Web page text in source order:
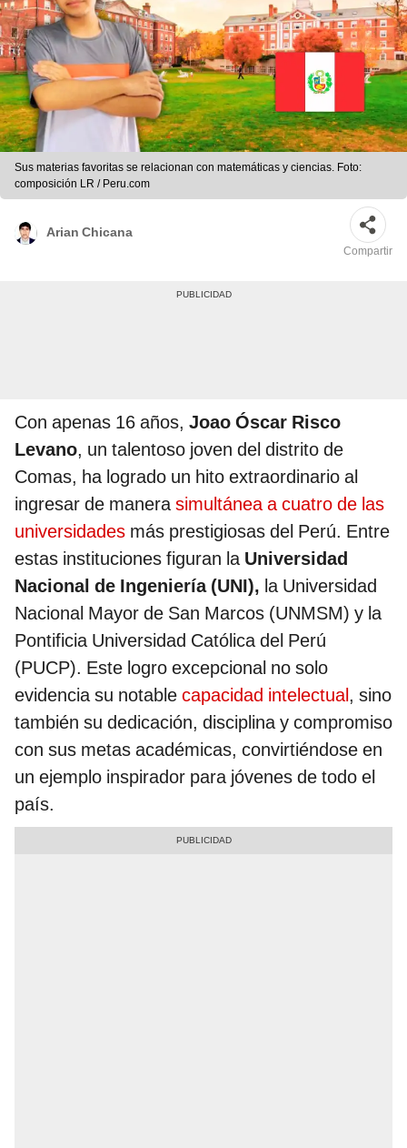
Sus materias favoritas se relacionan con matemáticas y ciencias. Foto:
composición LR / Peru.com
Arian Chicana
Compartir
Con apenas 16 años, Joao Óscar Risco
Levano, un talentoso joven del distrito de
Comas, ha logrado un hito extraordinario al
ingresar de manerasimultánea a cuatro de las
universidades más prestigiosas del Perú. Entre
estas instituciones figuran la Universidad
Nacional de Ingeniería (UNI), la Universidad
Nacional Mayor de San Marcos (UNMSM) y la
Pontificia Universidad Católica del Perú
(PUCP). Este logro excepcional no solo
evidencia su notable capacidad intelectual, sino
también su dedicación, disciplina y compromiso
con sus metas académicas, convirtiéndose en
un ejemplo inspirador para jóvenes de todo el
país.